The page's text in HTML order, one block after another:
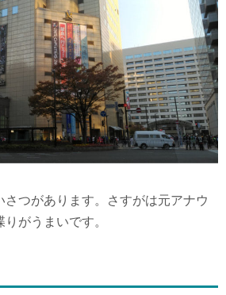
つがあります。さすがは元アナウ
がうまいです。